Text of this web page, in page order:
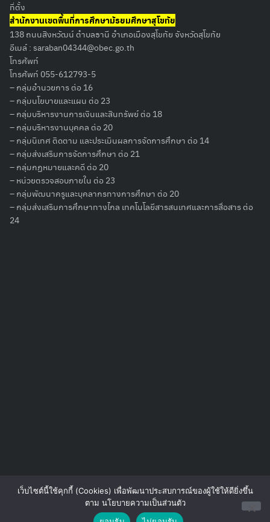
Search
for:
ที่ตั้ง
สำนักงานเขตพื้นที่การศึกษามัธยมศึกษาสุโขทัย
138 ถนนสิงหวัฒน์ ตำบลธานี อำเภอเมืองสุโขทัย จังหวัดสุโขทัย
อีเมล์ : saraban04344@obec.go.th
โทรศัพท์
โทรศัพท์ 055-612793-5
– กลุ่มอำนวยการ ต่อ 16
– กลุ่มนโยบายและแผน ต่อ 23
– กลุ่มบริหารงานการเงินและสินทรัพย์ ต่อ 18
– กลุ่มบริหารงานบุคคล ต่อ 20
– กลุ่มนิเทศ ติดตาม และประเมินผลการจัดการศึกษา ต่อ 14
– กลุ่มส่งเสริมการจัดการศึกษา ต่อ 21
– กลุ่มกฏหมายและคดี ต่อ 20
– หน่วยตรวจสอบภายใน ต่อ 23
– กลุ่มพัฒนาครูและบุคลากรทางการศึกษา ต่อ 20
– กลุ่มส่งเสริมการศึกษาทางไกล เทคโนโลยีสารสนเทศและการสื่อสาร ต่อ
24
เว็บไซต์นี้ใช้คุกกี้ (Cookies) เพื่อพัฒนาประสบการณ์ของผู้ใช้ให้ดียิ่งขึ้น
ตาม นโยบายความเป็นส่วนตัว
Contact us